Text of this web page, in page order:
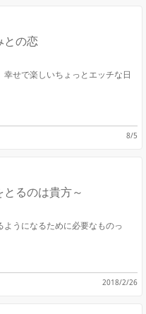
との恋
せで楽しいちょっとエッチな日
8/5
るのは貴方～
うになるために必要なものっ
2018/2/26